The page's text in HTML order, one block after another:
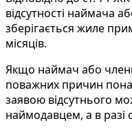
відсутності наймача
зберігається жиле
місяців.
Якщо наймач або члени
поважних причин
заявою відсутнього
наймодавцем, а в разі